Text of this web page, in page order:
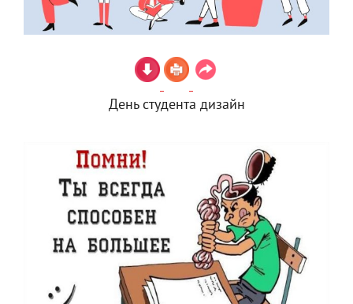
День студента дизайн